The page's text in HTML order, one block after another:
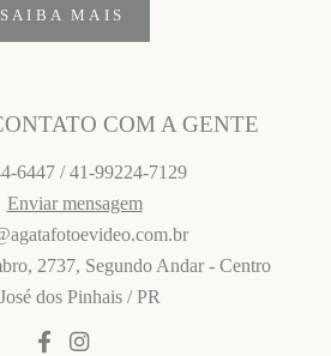
SAIBA MAIS
COM A GENTE
6447 / 41-99224-7129
Enviar mensagem
2737, Segundo Andar - Centro
dos Pinhais / PR